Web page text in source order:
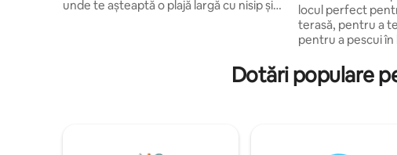
unde te așteaptă o plajă largă cu nisip și
perfect pentru călătorii de neuitat cu
familia sau escapade în grup. Beneficiază
locul perfect
terasă, pentru a
pentru a pescui în
mașina de Rowan
(utilizarea
Dotări populare